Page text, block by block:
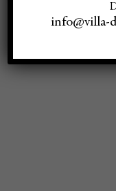
info@villa-